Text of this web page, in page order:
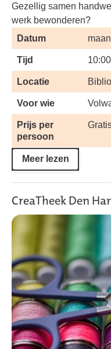
Gezellig samen
werk bewonderen?
Datum
Tijd
Locatie
Voor wie
Prijs per
persoon
Meer lezen
CreaTheek Den